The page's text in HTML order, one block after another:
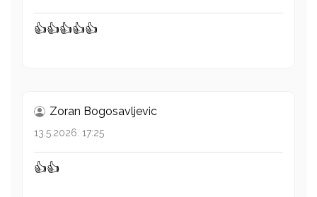
👍👍👍👍👍
Zoran Bogosavljevic
13.5.2026. 17:25
👍👍